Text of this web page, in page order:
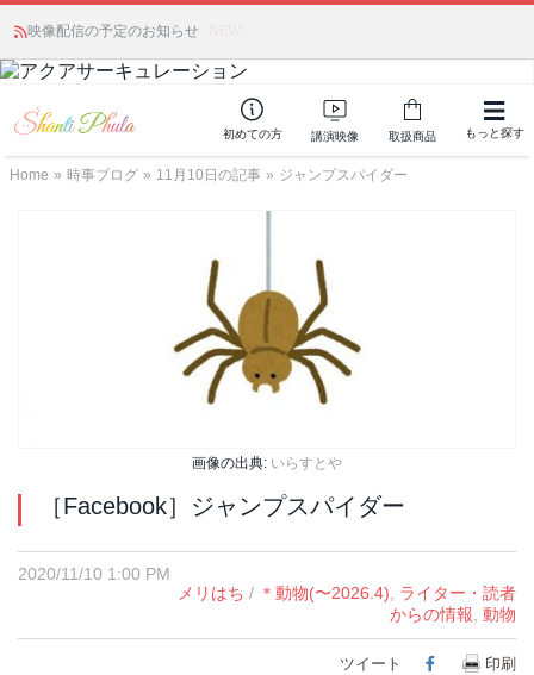
映像配信の予定のお知らせ
かつて愛されていた人気商品が復活！夏場に活躍するジェルクリーム「アク
アサーキュレーション」💖🏖️ 8月末までの購入でポイント還元も✨
初めての方 講演映像 取扱商品 もっと探す
Home » 時事ブログ » 11月10日の記事 » ジャンプスパイダー
画像の出典: いらすとや
［Facebook］ジャンプスパイダー
2020/11/10 1:00 PM
メリはち / ＊動物(〜2026.4), ライター・読者
からの情報, 動物
ツイート Facebook
印刷